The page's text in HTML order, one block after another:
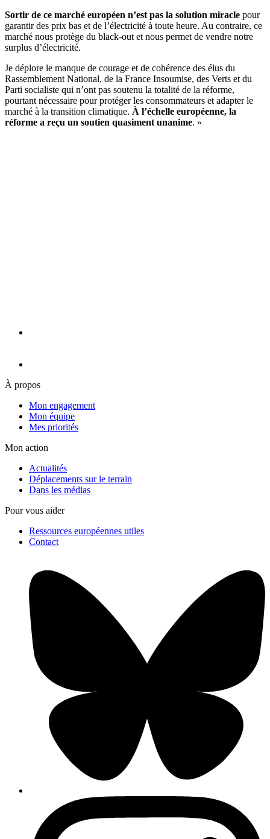
Sortir de ce marché européen n’est pas la solution miracle pour
garantir des prix bas et de l’électricité à toute heure. Au contraire, ce
marché nous protège du black-out et nous permet de vendre notre
surplus d’électricité.
Je déplore le manque de courage et de cohérence des élus du
Rassemblement National, de la France Insoumise, des Verts et du
Parti socialiste qui n’ont pas soutenu la totalité de la réforme,
pourtant nécessaire pour protéger les consommateurs et adapter le
marché à la transition climatique. À l’échelle européenne, la
réforme a reçu un soutien quasiment unanime. »
À propos
Mon engagement
Mon équipe
Mes priorités
Mon action
Actualités
Déplacements sur le terrain
Dans les médias
Pour vous aider
Ressources européennes utiles
Contact